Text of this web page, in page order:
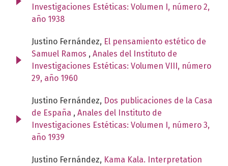
Investigaciones Estéticas: Volumen I, número 2,
año 1938
Justino Fernández, El pensamiento estético de
Samuel Ramos , Anales del Instituto de
Investigaciones Estéticas: Volumen VIII, número
29, año 1960
Justino Fernández, Dos publicaciones de la Casa
de España , Anales del Instituto de
Investigaciones Estéticas: Volumen I, número 3,
año 1939
Justino Fernández, Kama Kala. Interpretation